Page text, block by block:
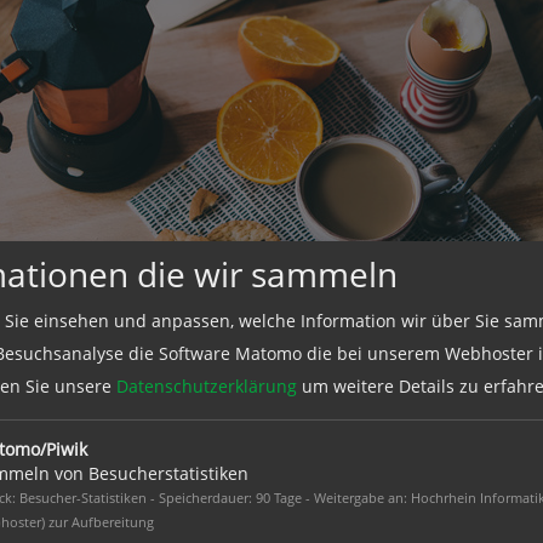
Stimme erhoben haben – sowohl im privaten Umfeld –
übernehmen Verantwortung, sind
die wir sammeln
Sie einsehen und anpassen, welche Information wir über Sie
die Software Matomo die bei unserem
Sie unsere Datenschutzerklärung um weitere Details zu
Piwik
von Besucherstatistiken
Besucher-Statistiken - Speicherdauer: 90 Tage - Weitergabe an: Hochrhein
zur Aufbereitung